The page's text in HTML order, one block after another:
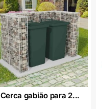
Cerca gabião para 2...